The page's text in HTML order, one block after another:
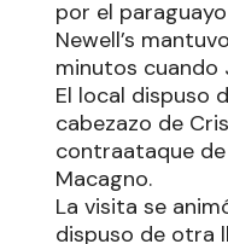
por el
Newell’s
minutos cuando
El local dispuso
cabezazo de
contraataque
Macagno.
La visita se
dispuso de otra